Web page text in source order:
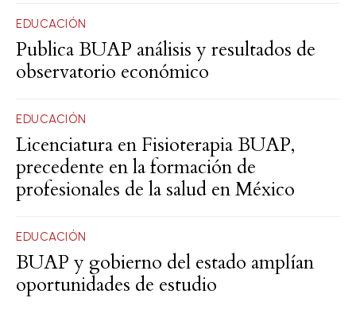
EDUCACIÓN
Publica BUAP análisis y resultados de
observatorio económico
EDUCACIÓN
Licenciatura en Fisioterapia BUAP,
precedente en la formación de
profesionales de la salud en México
EDUCACIÓN
BUAP y gobierno del estado amplían
oportunidades de estudio